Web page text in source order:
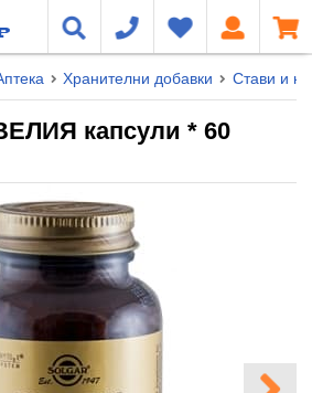
Хранителни добавки Стави и
капсули * 60